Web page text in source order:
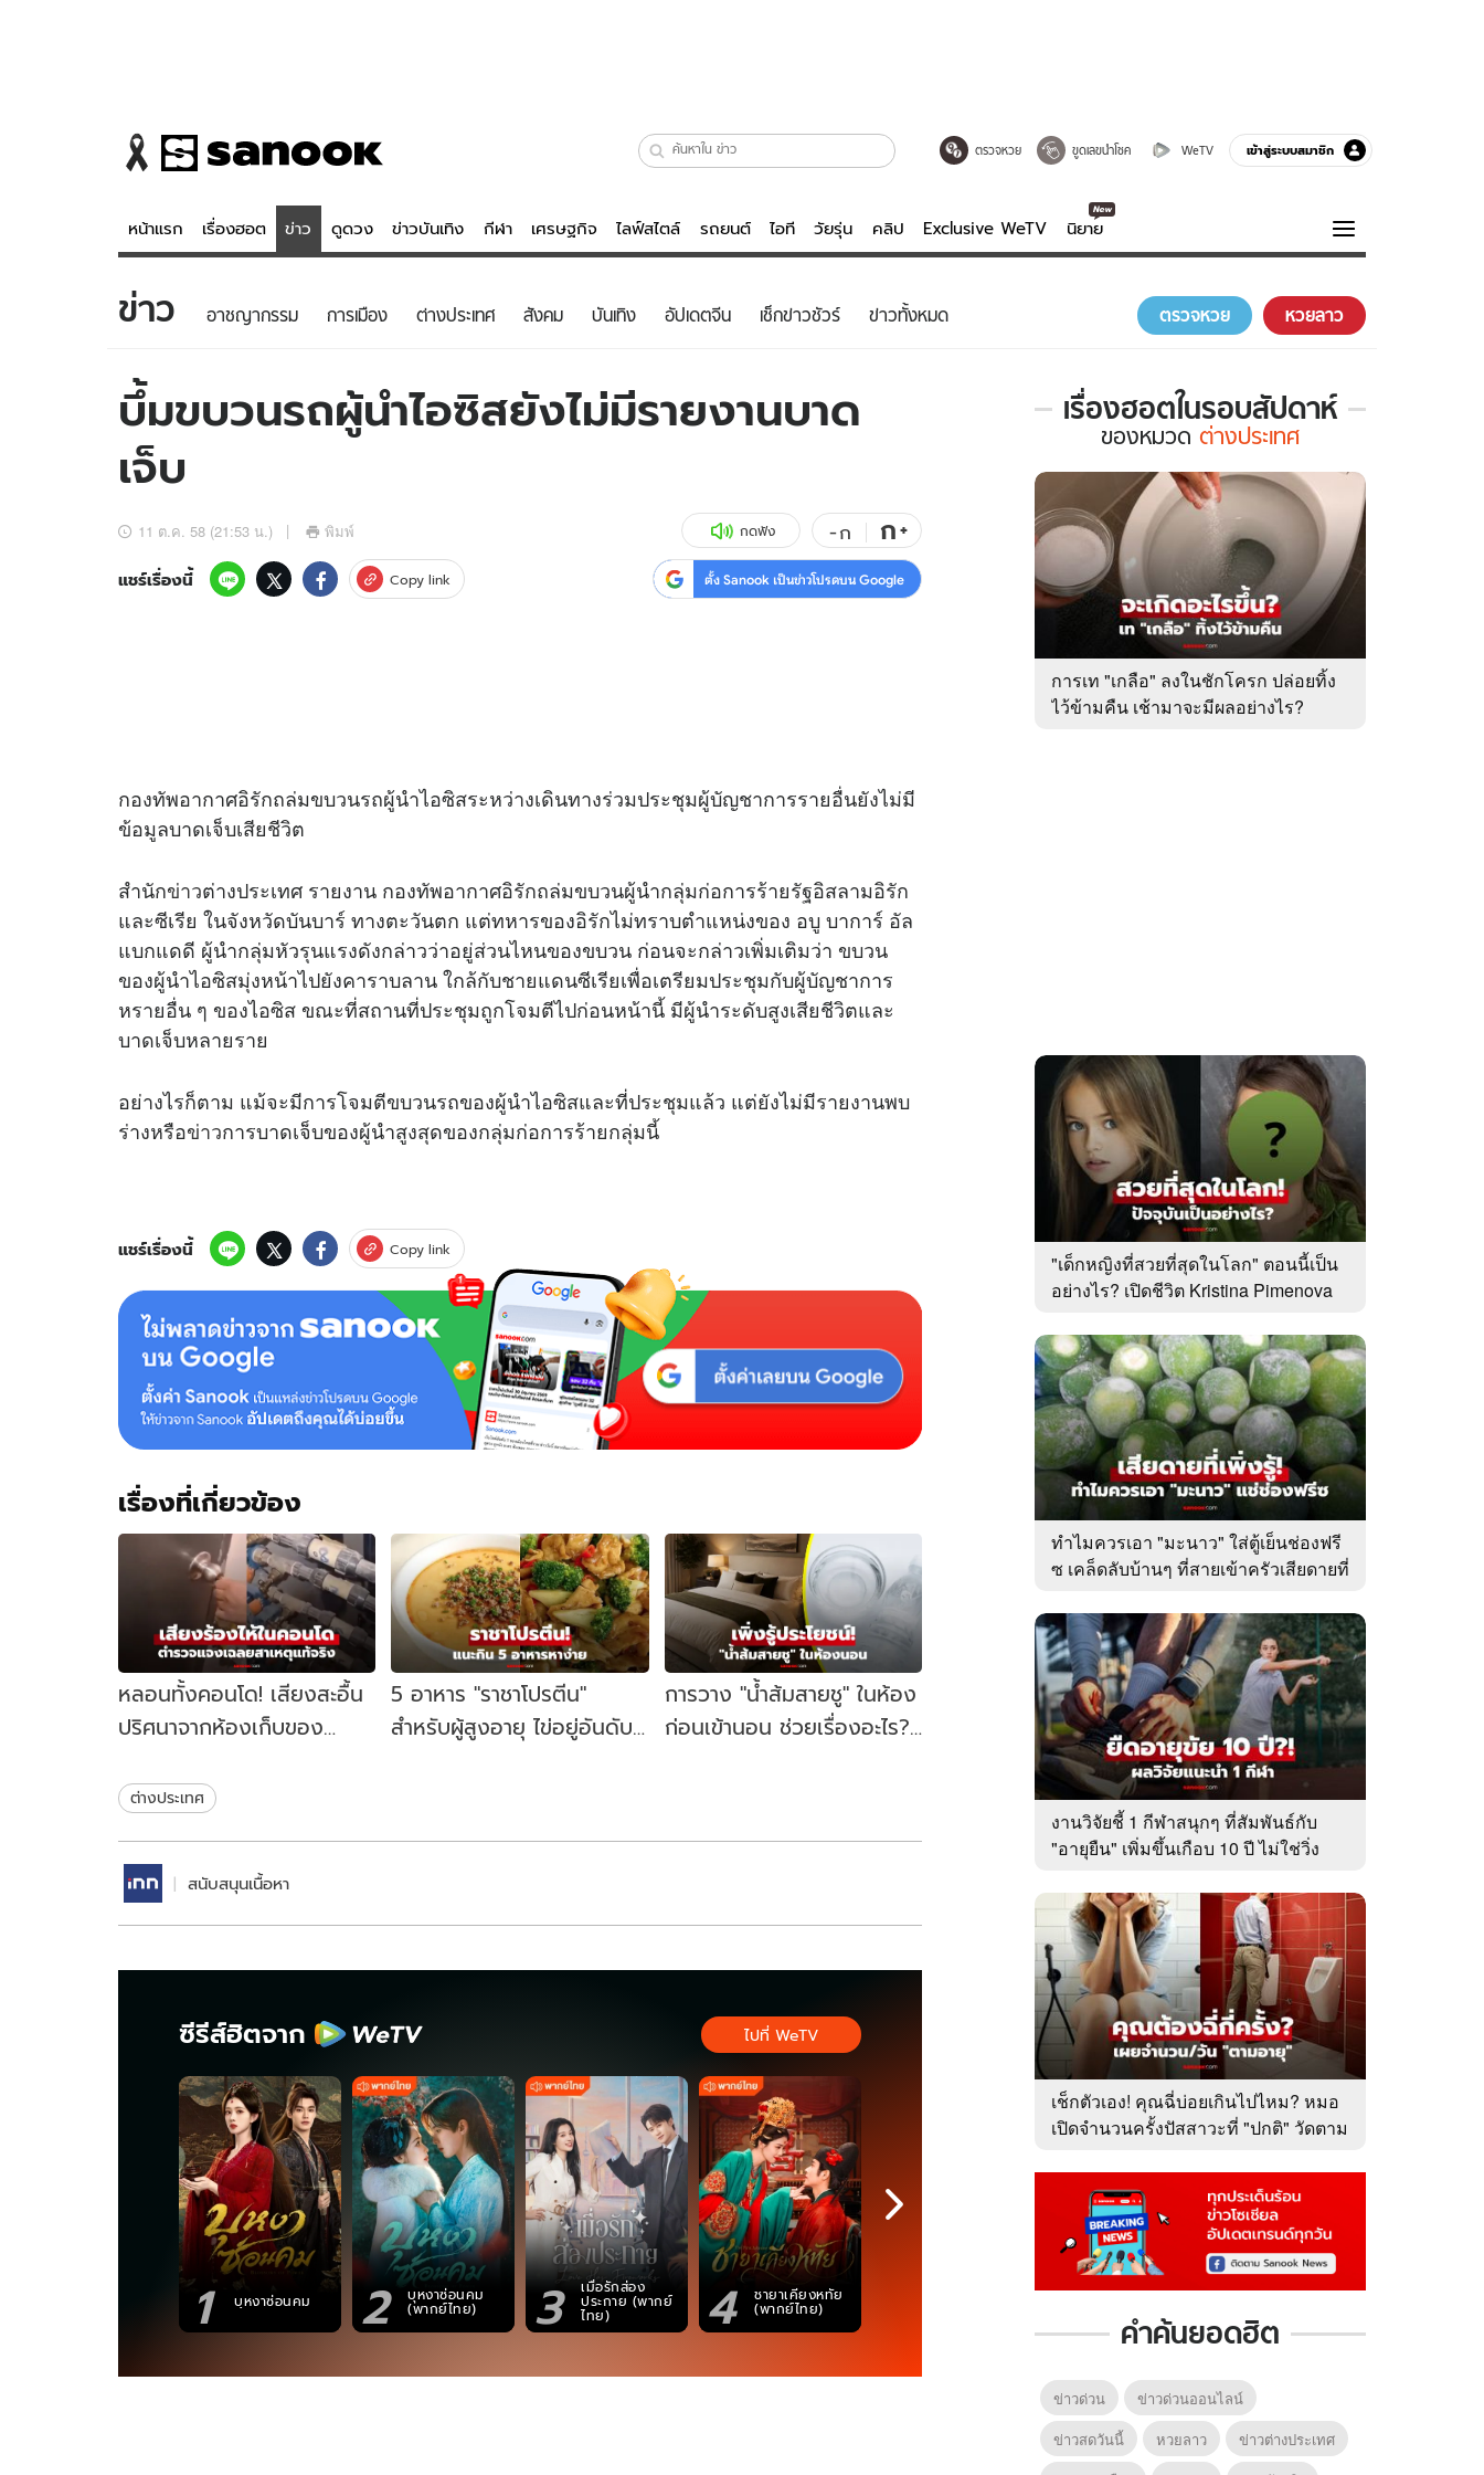
ตรวจหวย ขูดเลขนำโชค WeTV เข้าสู่ระบบสมาชิก
หน้าแรก เรื่องฮอต ข่าว ดูดวง ข่าวบันเทิง กีฬา เศรษฐกิจ ไลฟ์สไตล์ รถยนต์ ไอที วัยรุ่น คลิป Exclusive WeTV นิยาย
ข่าว
ข่าวบันเทิง
ข่าวกีฬา
ข่าวเศรษฐกิจ
อัปเดตจีน
เช็กข่าวชัวร์
ดูดวง - ตรวจหวย
สถิติหวยไทย
ไลฟ์สไตล์
วัยรุ่น
สุขภาพ
เที่ยว-กิน
Tasteful Thailand
บันเทิงครบรส
ดูทีวี
WeTV
Exclusive WeTV
ความรู้รอบตัว
ฮาวทู
สงวนลิขสิทธิ์ © 2569 บริษัท อิมเมจ ฟิวเจอร์ (ประเทศไทย) จำกัด
ข่าว อาชญากรรม การเมือง ต่างประเทศ สังคม บันเทิง อัปเดตจีน เช็กข่าวชัวร์ ข่าวทั้งหมด ตรวจหวย หวยลาว
บึ้มขบวนรถผู้นำไอซิสยังไม่มีรายงานบาด
เจ็บ
11 ต.ค. 58 (21:53 น.) พิมพ์ กดฟัง -ก ก+
แชร์เรื่องนี้ Copy link ตั้ง Sanook เป็นข่าวโปรดบน Google
กองทัพอากาศอิรักถล่มขบวนรถผู้นำไอซิสระหว่างเดินทางร่วมประชุมผู้บัญชาการรายอื่นยังไม่มี
ข้อมูลบาดเจ็บเสียชีวิต
สำนักข่าวต่างประเทศ รายงาน กองทัพอากาศอิรักถล่มขบวนผู้นำกลุ่มก่อการร้ายรัฐอิสลามอิรัก
และซีเรีย ในจังหวัดบันบาร์ ทางตะวันตก แต่ทหารของอิรักไม่ทราบตำแหน่งของ อบู บาการ์ อัล
แบกแดดี ผู้นำกลุ่มหัวรุนแรงดังกล่าวว่าอยู่ส่วนไหนของขบวน ก่อนจะกล่าวเพิ่มเติมว่า ขบวน
ของผู้นำไอซิสมุ่งหน้าไปยังคาราบลาน ใกล้กับชายแดนซีเรียเพื่อเตรียมประชุมกับผู้บัญชาการ
หรายอื่น ๆ ของไอซิส ขณะที่สถานที่ประชุมถูกโจมตีไปก่อนหน้านี้ มีผู้นำระดับสูงเสียชีวิตและ
บาดเจ็บหลายราย
อย่างไรก็ตาม แม้จะมีการโจมตีขบวนรถของผู้นำไอซิสและที่ประชุมแล้ว แต่ยังไม่มีรายงานพบ
ร่างหรือข่าวการบาดเจ็บของผู้นำสูงสุดของกลุ่มก่อการร้ายกลุ่มนี้
แชร์เรื่องนี้ Copy link
เรื่องที่เกี่ยวข้อง
หลอนทั้งคอนโด! เสียงสะอื้น
ปริศนาจากห้องเก็บของ
(มีคลิป)
5 อาหาร "ราชาโปรตีน"
สำหรับผู้สูงอายุ ไข่อยู่อันดับที่
การวาง "น้ำส้มสายชู" ในห้อง
ก่อนเข้านอน ช่วยเรื่องอะไร?
ต่างประเทศ
สนับสนุนเนื้อหา
ซีรีส์ฮิตจาก
1 บุหงาซ่อนคม 2 บุหงาซ่อนคม
(พากย์ไทย) 3 เมื่อรักส่อง
ประกาย (พากย์
ไทย) 4 ชายาเคียงหทัย
(พากย์ไทย) 5 6 หากวินาทีนั้นไม่ 7 หากวินาทีนั้นไม่
ไปที่ WeTV
เรื่องฮอตในรอบสัปดาห์
เรื่อง
ใน
รอบ
สัปดาห์
ของ
ต่าง
ประเทศ
ของหมวด ต่างประเทศ
การเท "เกลือ" ลงในชักโครก ปล่อยทิ้ง
ไว้ข้ามคืน เช้ามาจะมีผลอย่างไร?
"เด็กหญิงที่สวยที่สุดในโลก" ตอนนี้เป็น
อย่างไร? เปิดชีวิต Kristina Pimenova
ทำไมควรเอา "มะนาว" ใส่ตู้เย็นช่องฟรี
ซ เคล็ดลับบ้านๆ ที่สายเข้าครัวเสียดายที่
งานวิจัยชี้ 1 กีฬาสนุกๆ ที่สัมพันธ์กับ
"อายุยืน" เพิ่มขึ้นเกือบ 10 ปี ไม่ใช่วิ่ง
เช็กตัวเอง! คุณฉี่บ่อยเกินไปไหม? หมอ
เปิดจำนวนครั้งปัสสาวะที่ "ปกติ" วัดตาม
คำค้นยอดฮิต
ข่าวด่วน
ข่าวด่วนออนไลน์
ข่าวสดวันนี้
หวยลาว
ข่าวต่างประเทศ